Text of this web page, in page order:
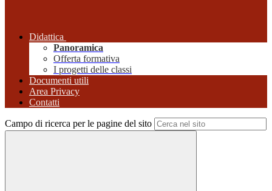
Didattica
Panoramica
Offerta formativa
I progetti delle classi
Documenti utili
Area Privacy
Contatti
Campo di ricerca per le pagine del sito